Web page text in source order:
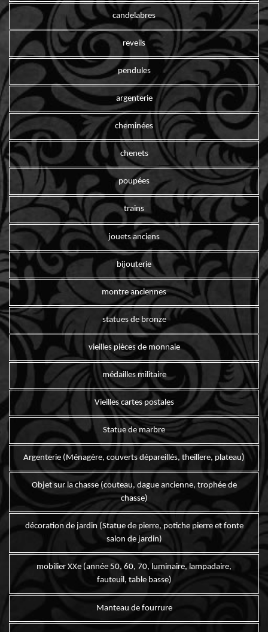
candelabres
reveils
pendules
argenterie
cheminées
chenets
poupées
trains
jouets anciens
bijouterie
montre anciennes
statues de bronze
vieilles pièces de monnaie
médailles militaire
Vieilles cartes postales
Statue de marbre
Argenterie (Ménagère, couverts dépareillés, theillere, plateau)
Objet sur la chasse (couteau, dague ancienne, trophée de
chasse)
décoration de jardin (Statue de pierre, potiche pierre et fonte
salon de jardin)
mobilier XXe (année 50, 60, 70, luminaire, lampadaire,
fauteuil, table basse)
Manteau de fourrure